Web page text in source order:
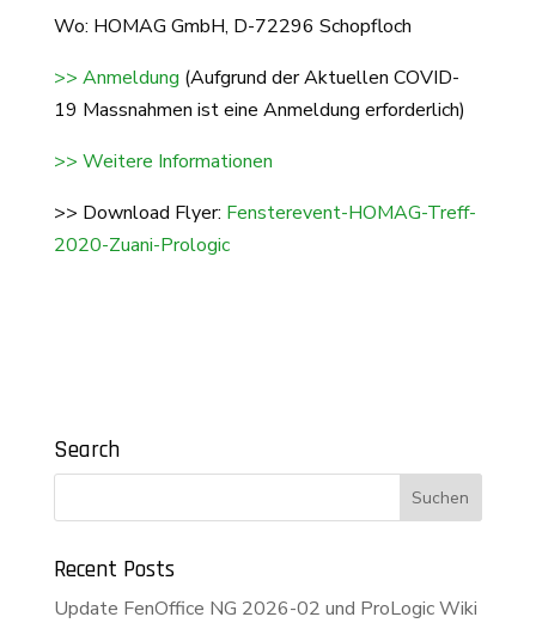
Wo: HOMAG GmbH, D-72296 Schopfloch
>> Anmeldung (Aufgrund der Aktuellen COVID-
19 Massnahmen ist eine Anmeldung erforderlich)
>> Weitere Informationen
>> Download Flyer: Fensterevent-HOMAG-Treff-
2020-Zuani-Prologic
Search
Recent Posts
Update FenOffice NG 2026-02 und ProLogic Wiki